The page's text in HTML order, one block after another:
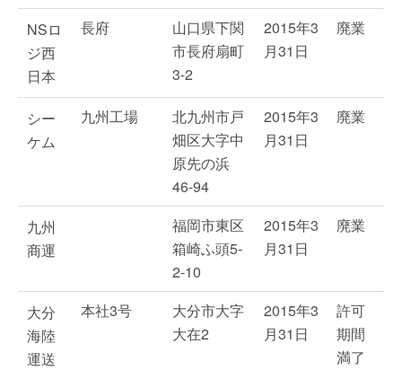
NSロ
ジ西
日本
長府
山口県下関
市長府扇町
3-2
2015年3
月31日
廃業
シー
ケム
九州工場
北九州市戸
畑区大字中
原先の浜
46-94
2015年3
月31日
廃業
九州
商運
福岡市東区
箱崎ふ頭5-
2-10
2015年3
月31日
廃業
大分
海陸
運送
本社3号
大分市大字
大在2
2015年3
月31日
許可
期間
満了